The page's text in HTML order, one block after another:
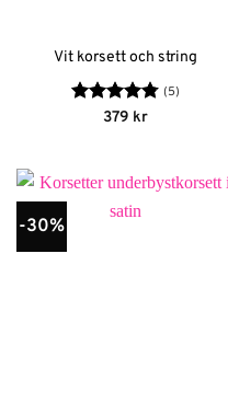
Vit korsett och string
Betygsatt
(5)
379 kr
-30%